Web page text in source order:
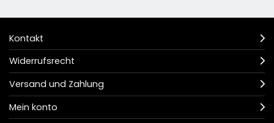
Kontakt
Widerrufsrecht
Versand und Zahlung
Mein konto